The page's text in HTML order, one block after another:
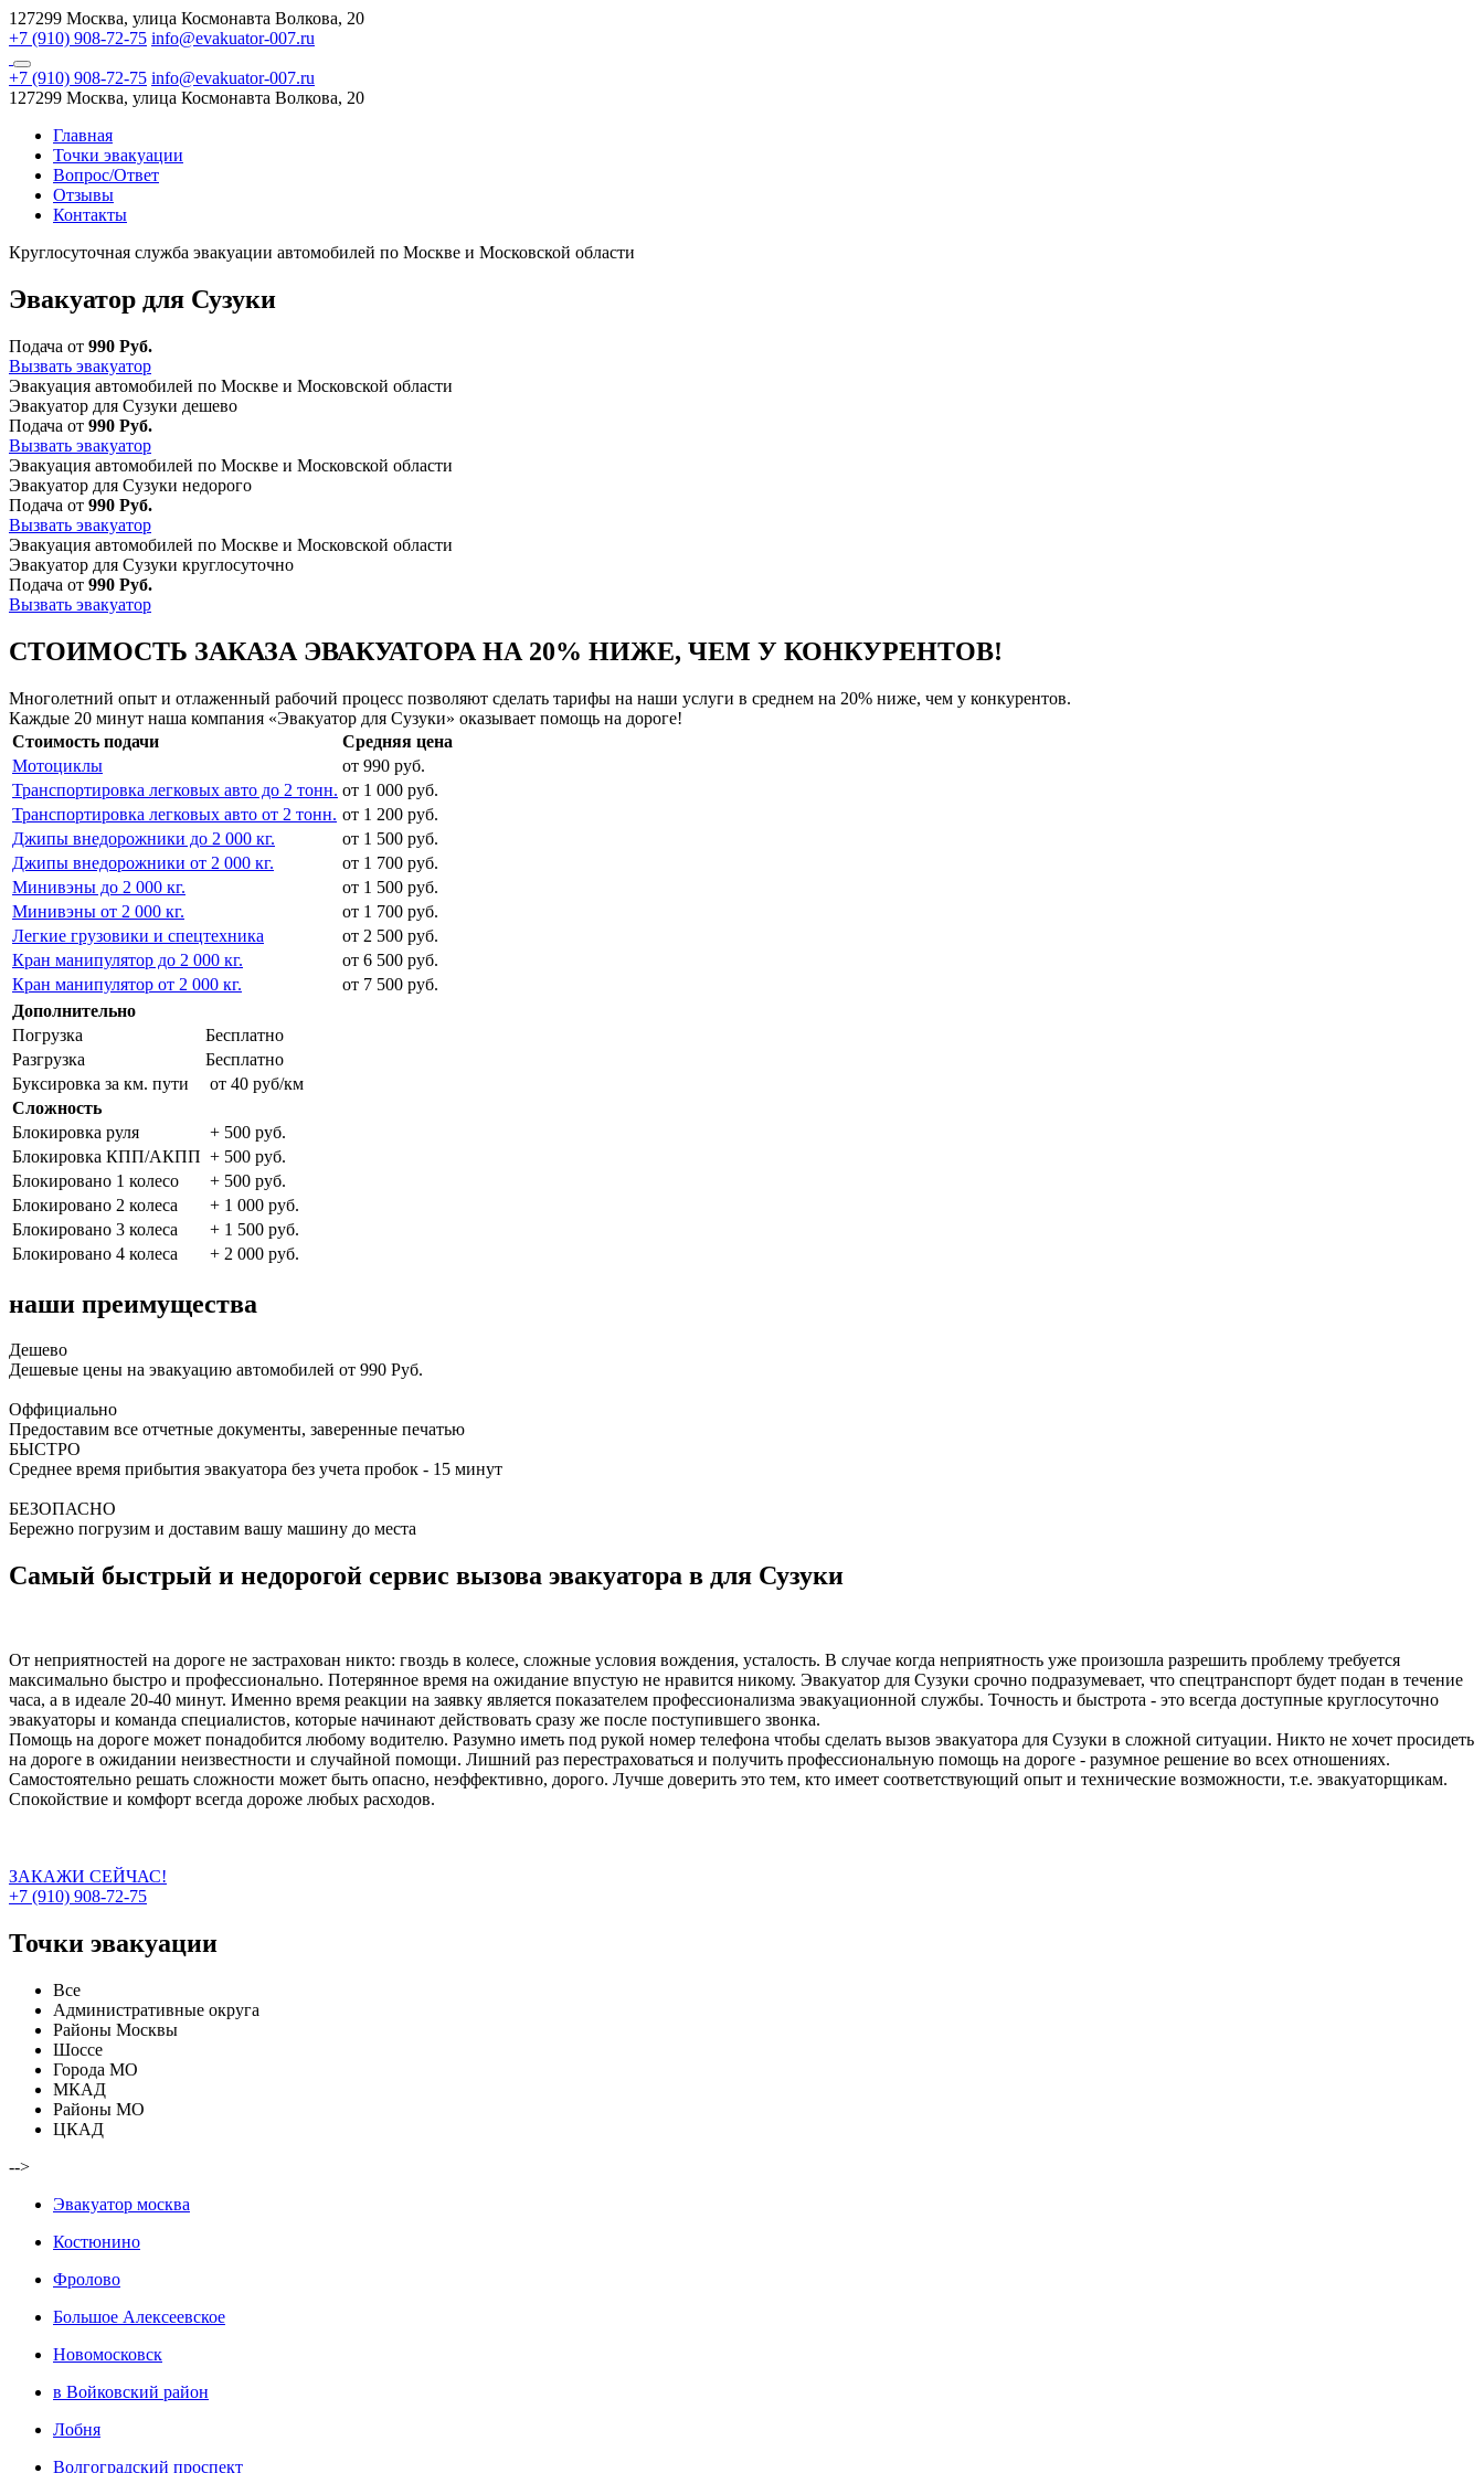
127299 Москва, улица Космонавта Волкова, 20
+7 (910) 908-72-75 info@evakuator-007.ru
+7 (910) 908-72-75 info@evakuator-007.ru
127299 Москва, улица Космонавта Волкова, 20
Главная
Точки эвакуации
Вопрос/Ответ
Отзывы
Контакты
Круглосуточная служба эвакуации автомобилей по Москве и Московской области
Эвакуатор для Сузуки
Подача от 990 Руб.
Вызвать эвакуатор
Эвакуация автомобилей по Москве и Московской области
Эвакуатор для Сузуки дешево
Подача от 990 Руб.
Вызвать эвакуатор
Эвакуация автомобилей по Москве и Московской области
Эвакуатор для Сузуки недорого
Подача от 990 Руб.
Вызвать эвакуатор
Эвакуация автомобилей по Москве и Московской области
Эвакуатор для Сузуки круглосуточно
Подача от 990 Руб.
Вызвать эвакуатор
СТОИМОСТЬ ЗАКАЗА ЭВАКУАТОРА НА 20% НИЖЕ, ЧЕМ У КОНКУРЕНТОВ!
Многолетний опыт и отлаженный рабочий процесс позволяют сделать тарифы на наши услуги в среднем на 20% ниже, чем у конкурентов.
Каждые 20 минут наша компания «Эвакуатор для Сузуки» оказывает помощь на дороге!
Стоимость подачи
Средняя цена
Мотоциклы
от 990 руб.
Транспортировка легковых авто до 2 тонн. от 1 000 руб.
Транспортировка легковых авто от 2 тонн. от 1 200 руб.
Джипы внедорожники до 2 000 кг.
от 1 500 руб.
Джипы внедорожники от 2 000 кг.
от 1 700 руб.
Минивэны до 2 000 кг.
от 1 500 руб.
Минивэны от 2 000 кг.
от 1 700 руб.
Легкие грузовики и спецтехника
от 2 500 руб.
Кран манипулятор до 2 000 кг.
от 6 500 руб.
Кран манипулятор от 2 000 кг.
от 7 500 руб.
Дополнительно
Погрузка
Бесплатно
Разгрузка
Бесплатно
Буксировка за км. пути
от 40 руб/км
Сложность
Блокировка руля
+ 500 руб.
Блокировка КПП/АКПП + 500 руб.
Блокировано 1 колесо
+ 500 руб.
Блокировано 2 колеса
+ 1 000 руб.
Блокировано 3 колеса
+ 1 500 руб.
Блокировано 4 колеса
+ 2 000 руб.
наши преимущества
Дешево
Дешевые цены на эвакуацию автомобилей от 990 Руб.
Оффициально
Предоставим все отчетные документы, заверенные печатью
БЫСТРО
Среднее время прибытия эвакуатора без учета пробок - 15 минут
БЕЗОПАСНО
Бережно погрузим и доставим вашу машину до места
Самый быстрый и недорогой сервис вызова эвакуатора в для Сузуки
От неприятностей на дороге не застрахован никто: гвоздь в колесе, сложные условия вождения, усталость. В случае когда неприятность уже произошла разрешить проблему требуется
максимально быстро и профессионально. Потерянное время на ожидание впустую не нравится никому. Эвакуатор для Сузуки срочно подразумевает, что спецтранспорт будет подан в течение
часа, а в идеале 20-40 минут. Именно время реакции на заявку является показателем профессионализма эвакуационной службы. Точность и быстрота - это всегда доступные круглосуточно
эвакуаторы и команда специалистов, которые начинают действовать сразу же после поступившего звонка.
Помощь на дороге может понадобится любому водителю. Разумно иметь под рукой номер телефона чтобы сделать вызов эвакуатора для Сузуки в сложной ситуации. Никто не хочет просидеть
на дороге в ожидании неизвестности и случайной помощи. Лишний раз перестраховаться и получить профессиональную помощь на дороге - разумное решение во всех отношениях.
Самостоятельно решать сложности может быть опасно, неэффективно, дорого. Лучше доверить это тем, кто имеет соответствующий опыт и технические возможности, т.е. эвакуаторщикам.
Спокойствие и комфорт всегда дороже любых расходов.
ЗАКАЖИ СЕЙЧАС!
+7 (910) 908-72-75
Точки эвакуации
Все
Административные округа
Районы Москвы
Шоссе
Города МО
МКАД
Районы МО
ЦКАД
-->
Эвакуатор москва
Костюнино
Фролово
Большое Алексеевское
Новомосковск
в Войковский район
Лобня
Волгоградский проспект